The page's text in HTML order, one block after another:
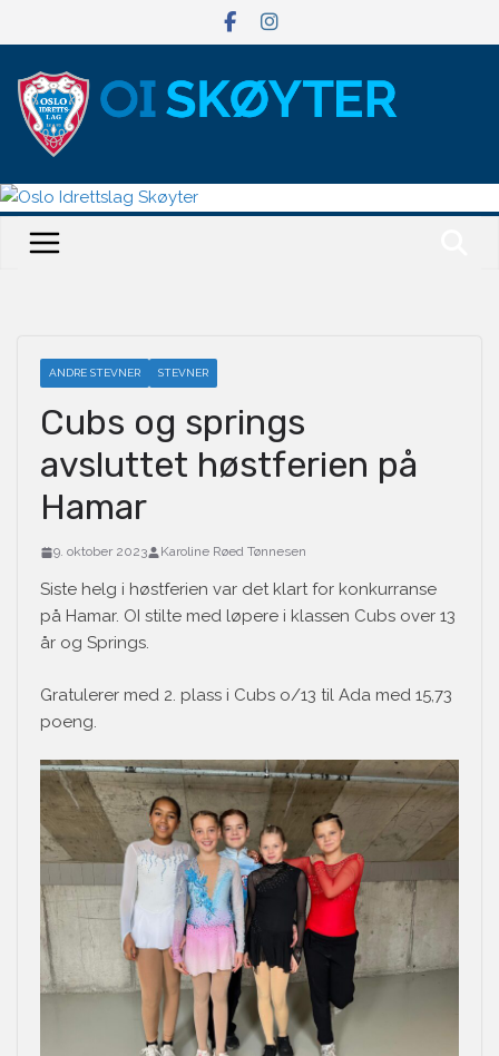
ANDRE STEVNER STEVNER
Cubs og springs
avsluttet høstferien på
Hamar
9. oktober 2023 Karoline Røed Tønnesen
Siste helg i høstferien var det klart for konkurranse
på Hamar. OI stilte med løpere i klassen Cubs over 13
år og Springs.
Gratulerer med 2. plass i Cubs o/13 til Ada med 15,73
poeng.